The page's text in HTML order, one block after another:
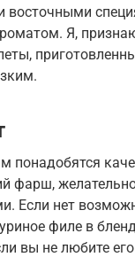
восточными
Я,
понадобятся
фарш,
Если нет
филе в
вы не любите